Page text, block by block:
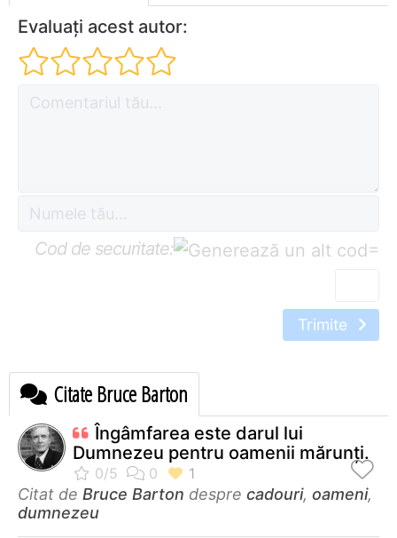
Evaluați acest autor:
Cod de securitate: =
Trimite
Citate Bruce Barton
Îngâmfarea este darul lui
Dumnezeu pentru oamenii mărunţi.
Citat de Bruce Barton despre cadouri, oameni,
dumnezeu